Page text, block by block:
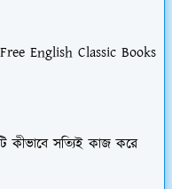
English Classic Books
কীভাবে সত্যিই কাজ করে